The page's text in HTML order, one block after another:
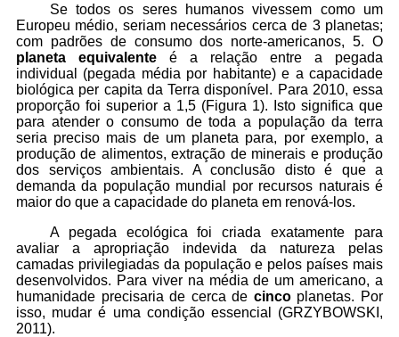
Se todos os seres humanos vivessem como um
Europeu médio, seriam necessários cerca de 3 planetas;
com padrões de consumo dos norte-americanos, 5. O
planeta equivalente é a relação entre a pegada
individual (pegada média por habitante) e a capacidade
biológica per capita da Terra disponível. Para 2010, essa
proporção foi superior a 1,5 (Figura 1). Isto significa que
para atender o consumo de toda a população da terra
seria preciso mais de um planeta para, por exemplo, a
produção de alimentos, extração de minerais e produção
dos serviços ambientais. A conclusão disto é que a
demanda da população mundial por recursos naturais é
maior do que a capacidade do planeta em renová-los.
A pegada ecológica foi criada
exatamente para
avaliar a apropriação indevida da natureza pelas
camadas privilegiadas da população e pelos países mais
desenvolvidos. Para viver na média de um americano, a
humanidade precisaria de cerca de cincoplanetas. Por
isso, mudar é uma condição essencial
(GRZYBOWSKI,
2011).